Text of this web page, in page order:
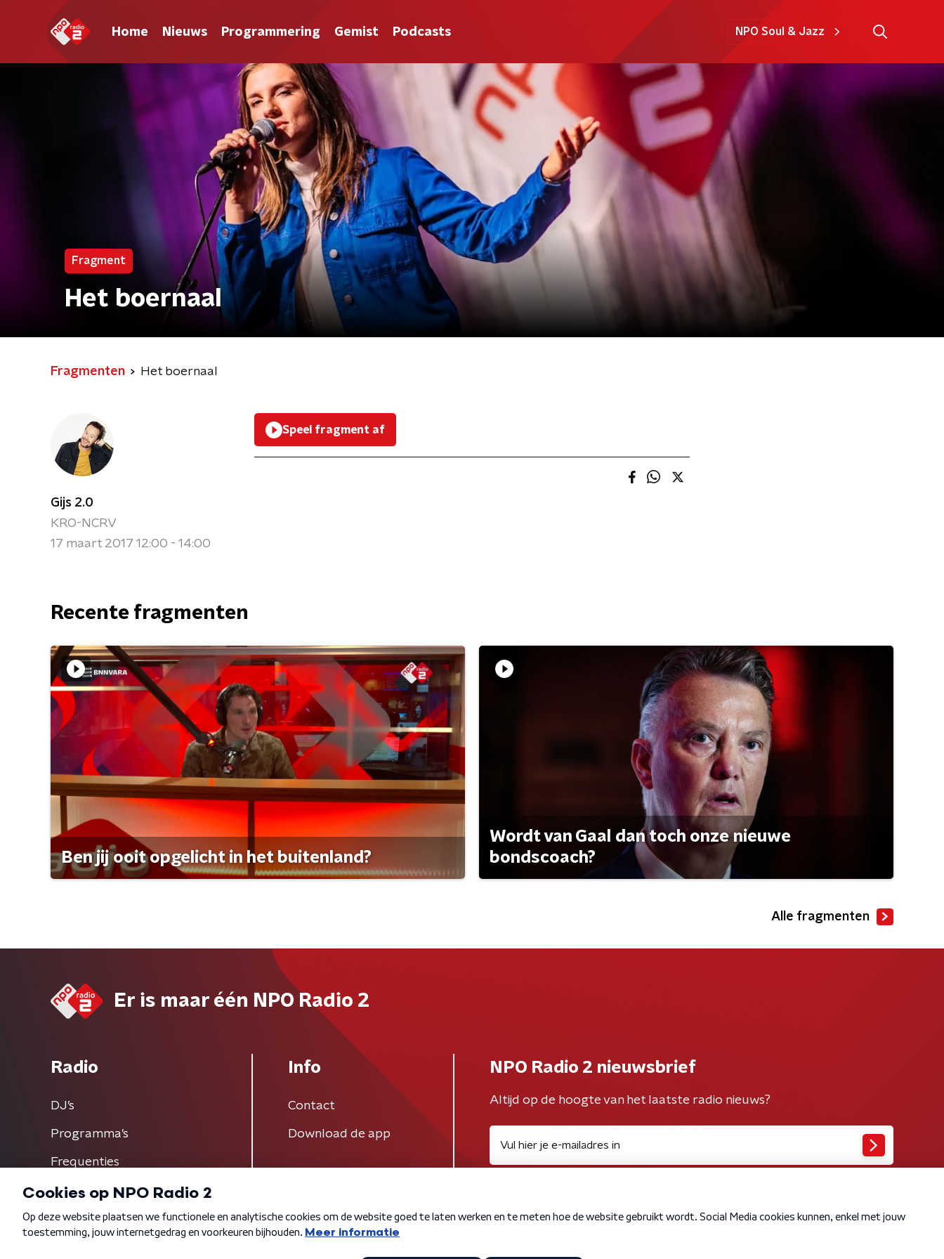
Home Nieuws Programmering Gemist Podcasts NPO Soul & Jazz
Fragment
Het boernaal
Fragmenten Het boernaal
Gijs 2.0
KRO-NCRV
17 maart 2017 12:00 - 14:00
Speel fragment af
Recente fragmenten
Ben jij ooit opgelicht in het buitenland?
Wordt van Gaal dan toch onze nieuwe
bondscoach?
Alle fragmenten
Er is maar één NPO Radio 2
Radio
DJ’s
Programma's
Frequenties
Info
Contact
Download de app
NPO Radio 2 nieuwsbrief
Altijd op de hoogte van het laatste radio nieuws?
Algemene voorwaarden Privacybeleid